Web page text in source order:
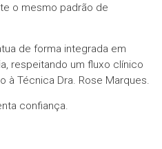
o mesmo padrão de
de forma integrada em
respeitando um fluxo clínico
à Técnica Dra. Rose Marques.
confiança.